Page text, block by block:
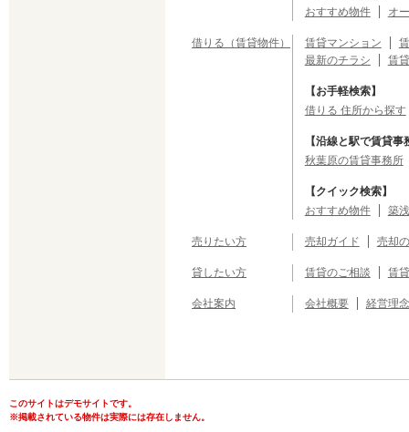
おすすめ物件
オ
借りる（賃貸物件） 賃貸マンション
最新のチラシ
賃
【お手軽検索】
借りる 住所から探す
【沿線と駅で賃貸
秋葉原の賃貸事務所
【クイック検索】
おすすめ物件
築
売りたい方 売却ガイド 売却
貸したい方 賃貸のご相談 賃
会社案内 会社概要 経営理念
このサイトはデモサイトです。
※掲載されている物件は実際には存在しません。